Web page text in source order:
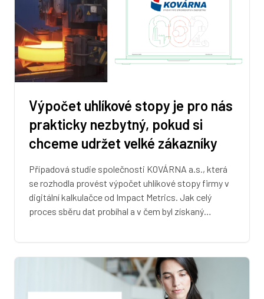
Výpočet uhlíkové stopy je pro nás
prakticky nezbytný, pokud si
chceme udržet velké zákazníky
Případová studie společnosti KOVÁRNA a.s., která
se rozhodla provést výpočet uhlíkové stopy firmy v
digitální kalkulačce od Impact Metrics. Jak celý
proces sběru dat probíhal a v čem byl získaný…